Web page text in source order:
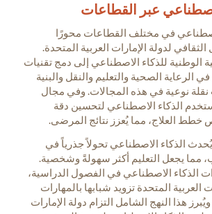
عبر القطاعات
في مختلف القطاعات محورًا
لدولة الإمارات العربية المتحدة.
الوطنية للذكاء الاصطناعي إلى دمج تقنيات
الرعاية الصحية والتعليم والنقل والبنية
نقلة نوعية في هذه المجالات. وفي مجال
الذكاء الاصطناعي لتحسين دقة
العلاج، مما يُعزز نتائج المرضى.
الذكاء الاصطناعي تحولاً جذرياً في
مما يجعل التعليم أكثر سهولةً وشخصية.
الذكاء الاصطناعي في الفصول الدراسية،
العربية المتحدة تزويد شبابها بالمهارات
هذا النهج الشامل التزام دولة الإمارات